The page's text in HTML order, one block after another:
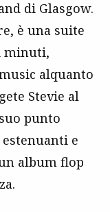
di Glasgow.
è una suite
minuti,
alquanto
Stevie al
punto
estenuanti e
album flop